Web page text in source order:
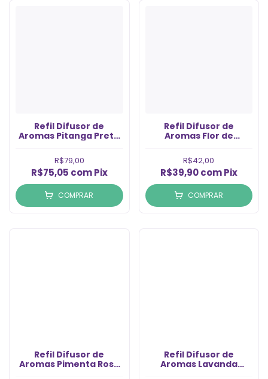
Refil Difusor de
Aromas Pitanga Preta
R$79,00
R$75,05 com Pix
COMPRAR
Refil Difusor de
Aromas Flor de
R$42,00
R$39,90com Pix
COMPRAR
Refil Difusor de
Aromas Pimenta Rosa
Refil Difusor de
Aromas Lavanda